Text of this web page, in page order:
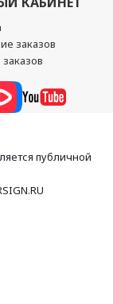
заказов
публичной